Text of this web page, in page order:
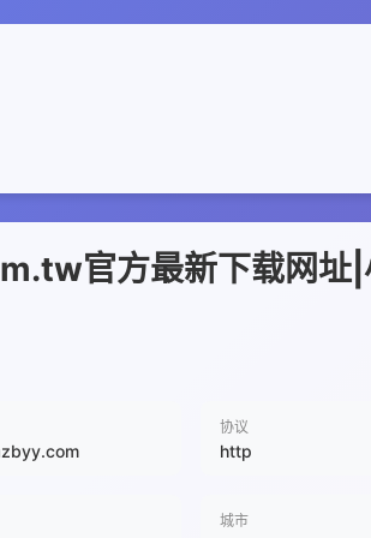
官方最新下载网址|
协议
http
城市